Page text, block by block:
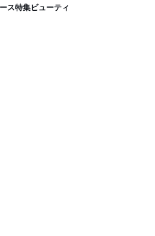
ス特集ビューティ